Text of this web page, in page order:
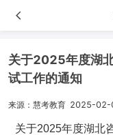
关于2025年度湖
试工作的通知
来源：慧考教育 2025-02-
关于2025年度湖北